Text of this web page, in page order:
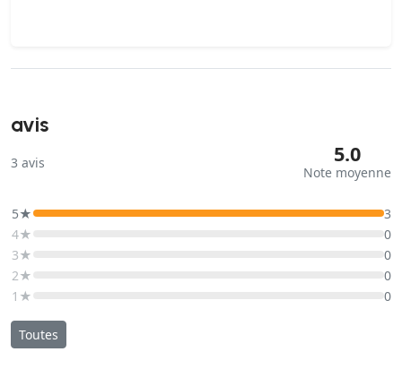
avis
3 avis 5.0
Note moyenne
5★
3
4★
0
3★
0
2★
0
1★
0
Toutes